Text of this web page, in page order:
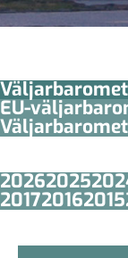
EU-
20262025
201720162015